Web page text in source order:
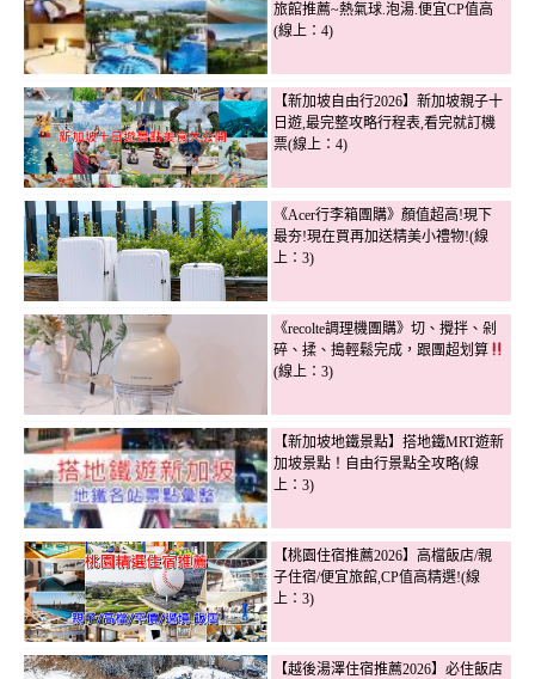
旅館推薦~熱氣球.泡湯.便宜CP值高
(線上：4)
【新加坡自由行2026】新加坡親子十
日遊,最完整攻略行程表,看完就訂機
票(線上：4)
《Acer行李箱團購》顏值超高!現下
最夯!現在買再加送精美小禮物!(線
上：3)
《recolte調理機團購》切、攪拌、剁
碎、揉、搗輕鬆完成，跟團超划算
(線上：3)
【新加坡地鐵景點】搭地鐵MRT遊新
加坡景點！自由行景點全攻略(線
上：3)
【桃園住宿推薦2026】高檔飯店/親
子住宿/便宜旅館,CP值高精選!(線
上：3)
【越後湯澤住宿推薦2026】必住飯店